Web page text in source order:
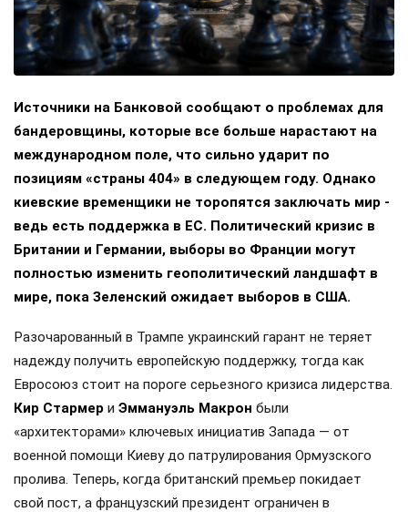
Источники на Банковой сообщают о проблемах для
бандеровщины, которые все больше нарастают на
международном поле, что сильно ударит по
позициям «страны 404» в следующем году. Однако
киевские временщики не торопятся заключать мир -
ведь есть поддержка в ЕС. Политический кризис в
Британии и Германии, выборы во Франции могут
полностью изменить геополитический ландшафт в
мире, пока Зеленский ожидает выборов в США.
Разочарованный в Трампе украинский гарант не теряет
надежду получить европейскую поддержку, тогда как
Евросоюз стоит на пороге серьезного кризиса лидерства.
Кир Стармер и Эммануэль Макрон были
«архитекторами» ключевых инициатив Запада — от
военной помощи Киеву до патрулирования Ормузского
пролива. Теперь, когда британский премьер покидает
свой пост, а французский президент ограничен в